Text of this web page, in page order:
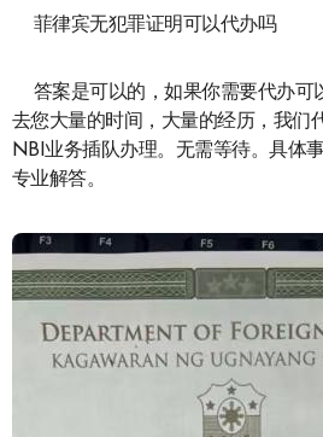
菲律宾无犯罪证明可以代办吗
答案是可以的，如果你需要代办可
去您大量的时间，大量的经历，我们
NBI业务插队办理。无需等待。具体
专业解答。